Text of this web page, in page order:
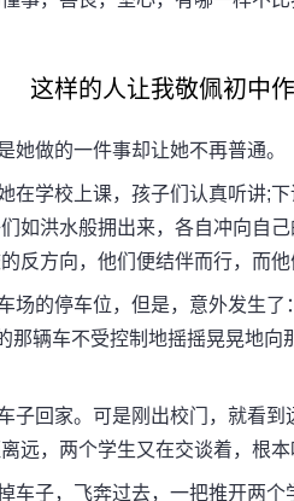
这样的人让我敬佩初中
做的一件事却让她不再普通。
学校上课，孩子们认真听讲;下
如洪水般拥出来，各自冲向自
反方向，他们便结伴而行，而
的停车位，但是，意外发生了
那辆车不受控制地摇摇晃晃地
回家。可是刚出校门，就看到
远，两个学生又在交谈着，根本
子，飞奔过去，一把推开两个